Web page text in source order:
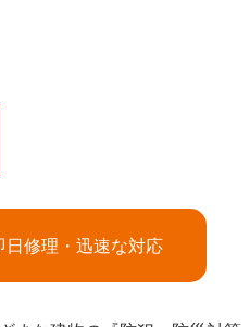
日修理・迅速な対応